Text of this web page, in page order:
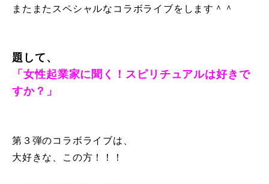
またまたスペシャルなコラボライブをします＾＾
題して、
「女性起業家に聞く！スピリチュアルは好きで
すか？」
第３弾のコラボライブは、
大好きな、この方！！！